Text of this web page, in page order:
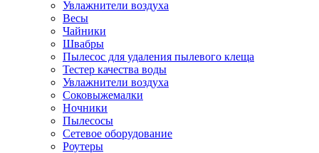
Увлажнители воздуха
Весы
Чайники
Швабры
Пылесос для удаления пылевого клеща
Тестер качества воды
Увлажнители воздуха
Соковыжемалки
Ночники
Пылесосы
Сетевое оборудование
Роутеры